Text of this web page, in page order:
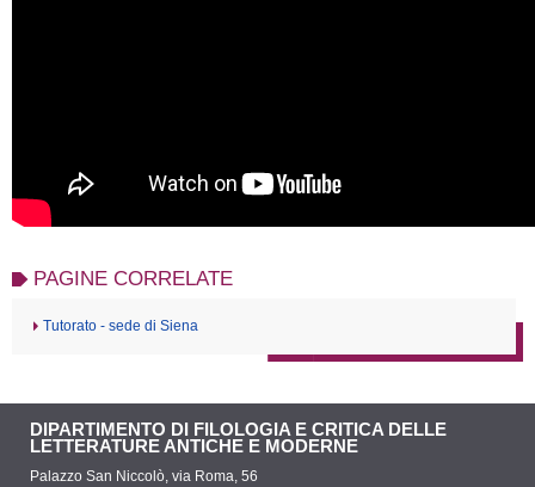
PAGINE CORRELATE
Tutorato - sede di Siena
DIPARTIMENTO DI FILOLOGIA E CRITICA DELLE
LETTERATURE ANTICHE E MODERNE
Palazzo San Niccolò, via Roma, 56